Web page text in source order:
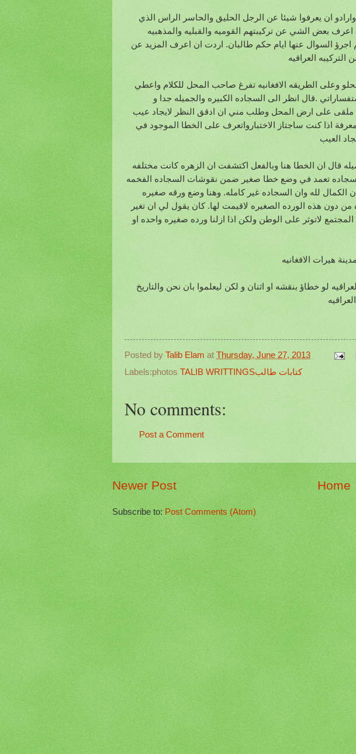
ان يعرفوا شيئا عن الرجل الحليق والحاسر الراس الذي
بعض الشي عن تركيبتهم القوميه والقبليه والمذهبيه
اجرؤ السوال عنها ايام حكم طالبان. اردت ان اعرف المزيد عن
التركيبه العراقيه
وعلى الطريقه الافغانيه تفرغ صاحب المحل للكلام واعطي
.قال انظر الى السجاده الكبيره والجميله جدا و
ملقى على ارض المحل وطلب مني ان ادقق النظر لايجاد عيب
اذا كنت ساجتاز الاختبارواتعرف على الخطا الموجود في
العيب
قال ان الخطا هنا وبالفعل اكتشفت ان الزهره كانت مختلفه
تعمد في وضع خطا صغير ضمن نقوشات السجاده الفخمه
ان الكمال لله وان السجاده غير كامله. وهنا وضع ورقه صغيره
دون هذه الورده الصغيره لاقيمت لها. كان يقول لي ان تغير
لاتوثر على الوطن ولكن اذا ازلنا ورده صغيره واحده او
هيرات الافغانيه
لو خطاؤ بنقشه او اثنان و لكن ليعلموا بان نحن والتاريخ
Posted by Talib Elam at Thursday, June 27, 2013
Labels:photos
TALIB WRITTINGSكتابات طالب
No comments:
Post a Comment
Newer Post Home
Subscribe to:Post Comments (Atom)